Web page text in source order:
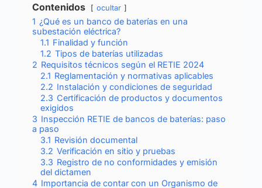
Contenidos ocultar
1 ¿Qué es un banco de baterías en una
subestación eléctrica?
1.1 Finalidad y función
1.2 Tipos de baterías utilizadas
2 Requisitos técnicos según el RETIE 2024
2.1 Reglamentación y normativas aplicables
2.2 Instalación y condiciones de seguridad
2.3 Certificación de productos y documentos
exigidos
3 Inspección RETIE de bancos de baterías: paso
a paso
3.1 Revisión documental
3.2 Verificación en sitio y pruebas
3.3 Registro de no conformidades y emisión
del dictamen
4 Importancia de contar con un Organismo de